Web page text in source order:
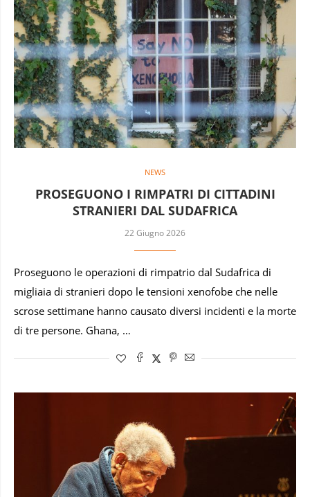
NEWS
PROSEGUONO I RIMPATRI DI CITTADINI
STRANIERI DAL SUDAFRICA
22 Giugno 2026
Proseguono le operazioni di rimpatrio dal Sudafrica di
migliaia di stranieri dopo le tensioni xenofobe che nelle
scrose settimane hanno causato diversi incidenti e la morte
di tre persone. Ghana, …